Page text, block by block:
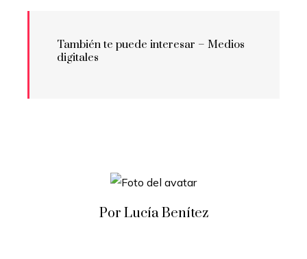
También te puede interesar – Medios
digitales
Por Lucía Benítez